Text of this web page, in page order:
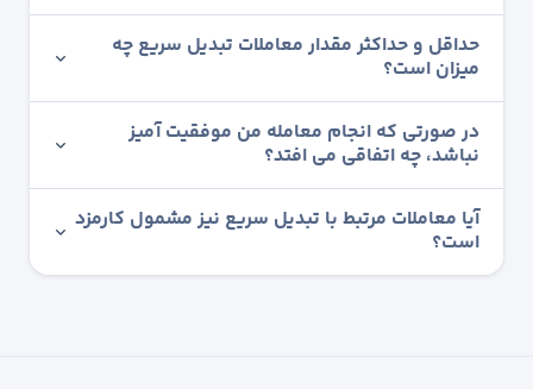
حداقل و حداکثر مقدار معاملات تبدیل سریع چه
میزان است؟
در صورتی که انجام معامله من موفقیت آمیز
نباشد، چه اتفاقی می افتد؟
آیا معاملات مرتبط با تبدیل سریع نیز مشمول کارمزد
است؟